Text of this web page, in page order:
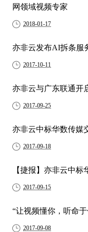
网领域视频专家
2018-01-17
亦非云发布AI拆条服
2017-10-11
亦非云与广东联通开
2017-09-25
亦非云中标华数传媒
2017-09-18
【捷报】亦非云中
2017-09-15
“让视频懂你，听命
2017-09-08